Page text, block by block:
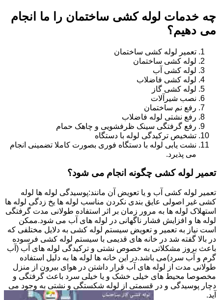
چه خدمات لوله کشی ساختمان را ما انجام
می دهیم؟
تعمیر لوله کشی ساختمان
لوله کشی ساختمان
لوله کشی آب
لوله کشی فاضلاب
لوله کشی گاز
نصب شیرآلات
رفع نم ساختمان
رفع نشتی لوله فاضلاب
رفع گرفتگی سینک ظرفشویی و چاهک حمام
تشخیص ترکیدگی لوله با دستگاه
نشت یابی لوله با دستگاه فوری بصورت کاملا تضمینی انجام
می پذیرد.
تعمیر لوله کشی چگونه انجام می شود؟
تعمیر لوله کشی آب و یا تعویض آن مانند:پوسیدگی لوله ها لوله
کشی غیر اصولی عایق بندی نکردن مناسب لوله ها یخ زدگی لوله ها
استهلاک لوله ها به مرور زمان بر اثر استفاده طولانی مدت گرفتگی
لوله ها و افزایش فشار ناگهانی در لوله های آب می شود.ممکن
است نیاز به تعمیر و تعویض سیستم لوله کشی به دلایل مختلفی که
در بالا گفته شد در خانه های قدیمی با سیستم لوله کشی فرسوده
باعث بروز مشکلاتی به خصوص نشتی و ترکیدگی لوله های آب (آب
گرم و آب سرد)می باشد.در این خانه ها لوله ها به دلیل استفاده
طولانی مدت از لوله های آب قرار داشتن در هوای بیرون از منزل
مخصوصا محیط های خیلی خشک و یا خیلی سرد باعث گرفتگی و
دچار پوسیدگی و در قسمتی از لوله شکستگی و نشتی به وجود می
آید.